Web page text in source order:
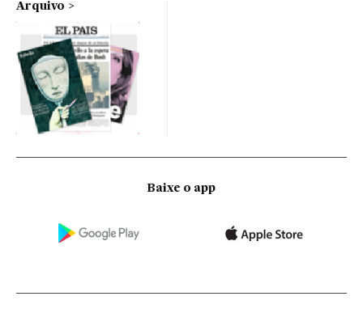
Arquivo
Baixe o app